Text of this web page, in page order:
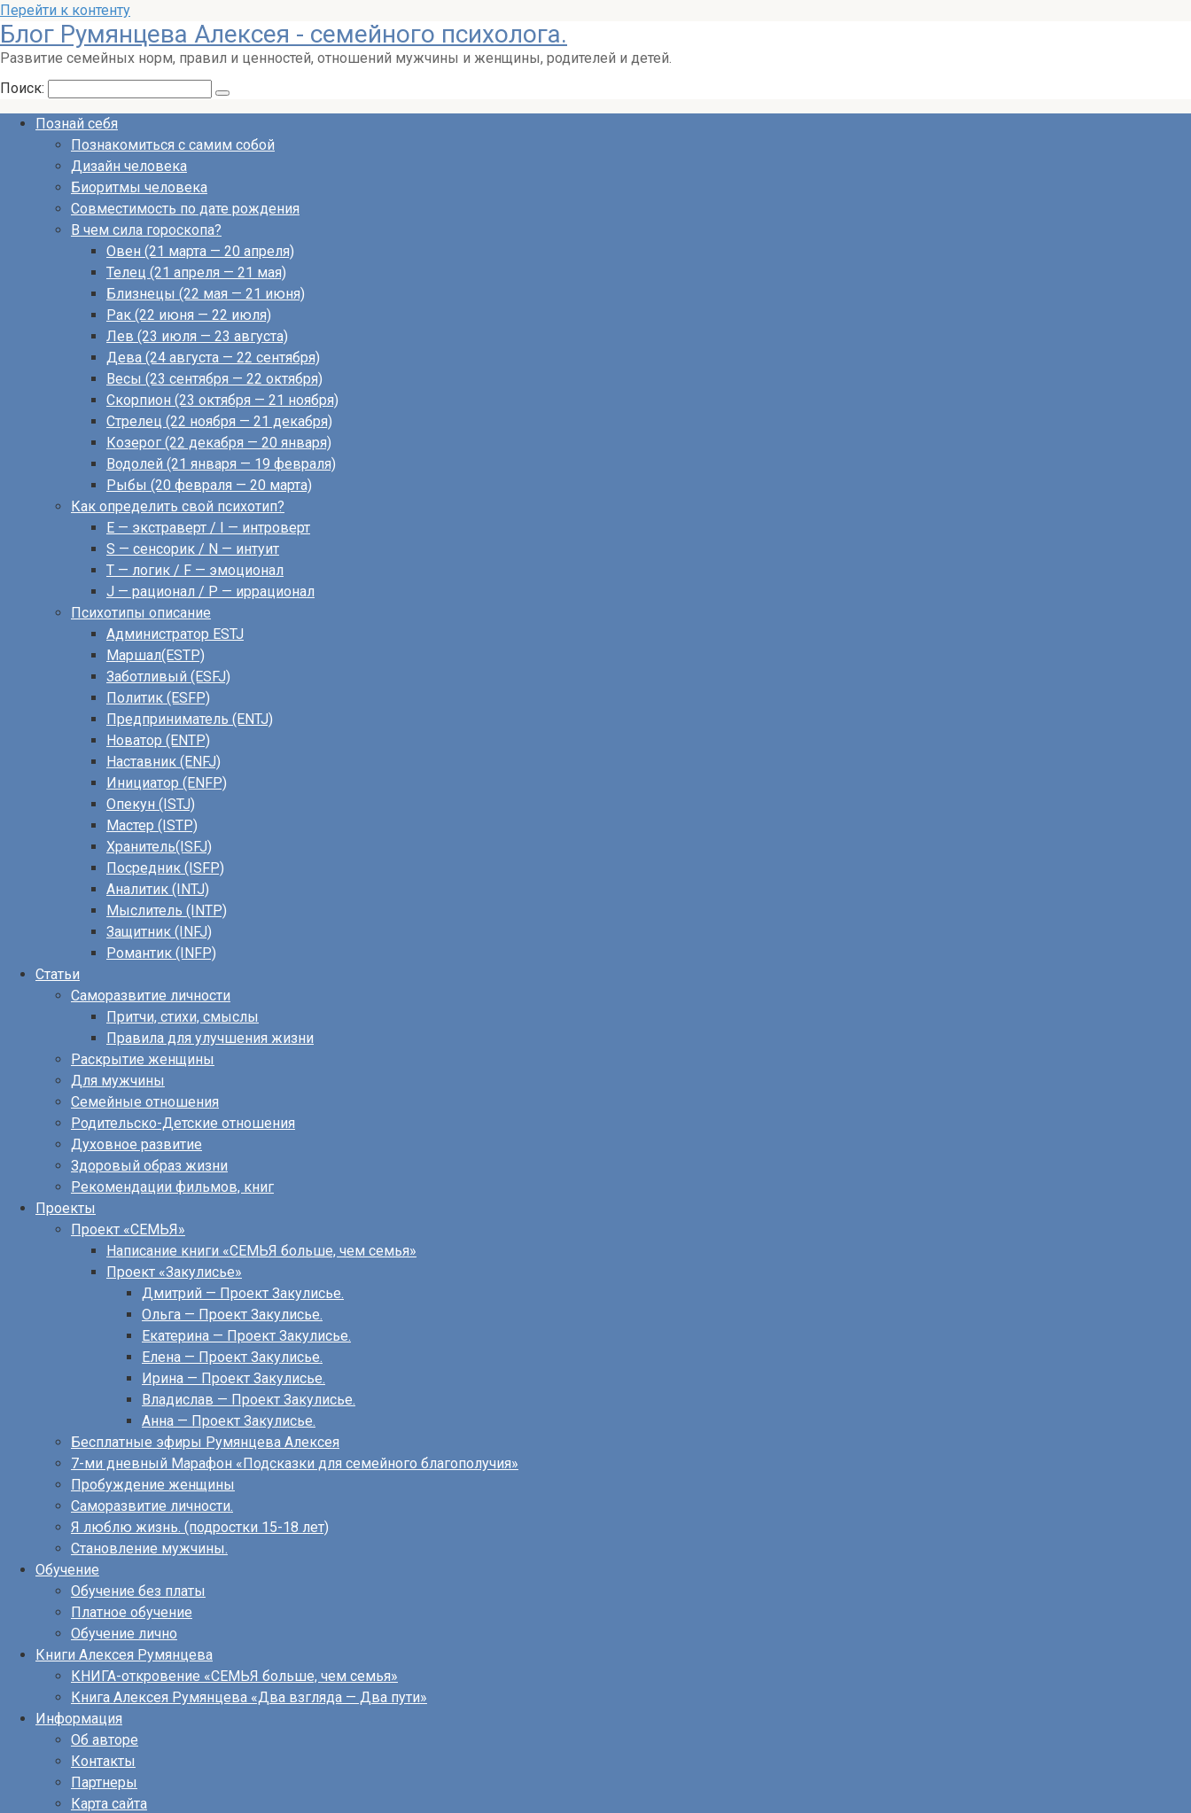
Перейти к контенту
Блог Румянцева Алексея - семейного психолога.
Развитие семейных норм, правил и ценностей, отношений мужчины и женщины, родителей и детей.
Поиск:
Познай себя
Познакомиться с самим собой
Дизайн человека
Биоритмы человека
Совместимость по дате рождения
В чем сила гороскопа?
Овен (21 марта — 20 апреля)
Телец (21 апреля — 21 мая)
Близнецы (22 мая — 21 июня)
Рак (22 июня — 22 июля)
Лев (23 июля — 23 августа)
Дева (24 августа — 22 сентября)
Весы (23 сентября — 22 октября)
Скорпион (23 октября — 21 ноября)
Стрелец (22 ноября — 21 декабря)
Козерог (22 декабря — 20 января)
Водолей (21 января — 19 февраля)
Рыбы (20 февраля — 20 марта)
Как определить свой психотип?
E — экстраверт / I — интроверт
S — сенсорик / N — интуит
T — логик / F — эмоционал
J — рационал / P — иррационал
Психотипы описание
Администратор ESTJ
Маршал(ESTP)
Заботливый (ESFJ)
Политик (ESFP)
Предприниматель (ENTJ)
Новатор (ENTP)
Наставник (ENFJ)
Инициатор (ENFP)
Опекун (ISTJ)
Мастер (ISTP)
Хранитель(ISFJ)
Посредник (ISFP)
Аналитик (INTJ)
Мыслитель (INTP)
Защитник (INFJ)
Романтик (INFP)
Статьи
Саморазвитие личности
Притчи, стихи, смыслы
Правила для улучшения жизни
Раскрытие женщины
Для мужчины
Семейные отношения
Родительско-Детские отношения
Духовное развитие
Здоровый образ жизни
Рекомендации фильмов, книг
Проекты
Проект «СЕМЬЯ»
Написание книги «СЕМЬЯ больше, чем семья»
Проект «Закулисье»
Дмитрий — Проект Закулисье.
Ольга — Проект Закулисье.
Екатерина — Проект Закулисье.
Елена — Проект Закулисье.
Ирина — Проект Закулисье.
Владислав — Проект Закулисье.
Анна — Проект Закулисье.
Бесплатные эфиры Румянцева Алексея
7-ми дневный Марафон «Подсказки для семейного благополучия»
Пробуждение женщины
Саморазвитие личности.
Я люблю жизнь. (подростки 15-18 лет)
Становление мужчины.
Обучение
Обучение без платы
Платное обучение
Обучение лично
Книги Алексея Румянцева
КНИГА-откровение «СЕМЬЯ больше, чем семья»
Книга Алексея Румянцева «Два взгляда — Два пути»
Информация
Об авторе
Контакты
Партнеры
Карта сайта